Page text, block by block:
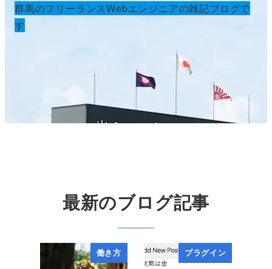
群馬のフリーランスWebエンジニアの雑記ブログで
す
最新のブログ記事
働き方 プラグイン